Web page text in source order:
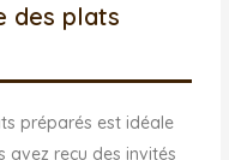
des plats
préparés est idéale
avez reçu des invités